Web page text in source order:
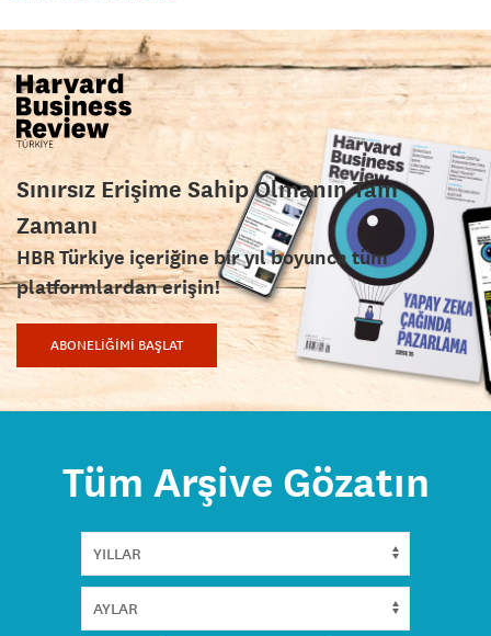
Sınırsız Erişime Sahip Olmanın Tam
Zamanı
HBR Türkiye içeriğine bir yıl boyunca tüm
platformlardan erişin!
ABONELİĞİMİ BAŞLAT
Tüm Arşive Gözatın